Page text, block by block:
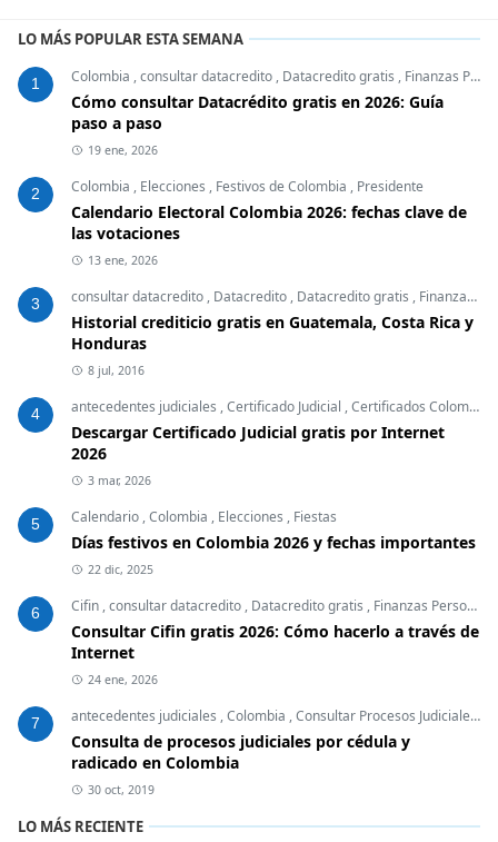
LO MÁS POPULAR ESTA SEMANA
1 Colombia ,consultar datacredito , Datacredito gratis , Finanzas Personales
Cómo consultar Datacrédito gratis en 2026: Guía
paso a paso
19 ene, 2026
2 Colombia , Elecciones , Festivos de Colombia , Presidente
Calendario Electoral Colombia 2026: fechas clave de
las votaciones
13 ene, 2026
3 consultar datacredito , Datacredito , Datacredito gratis , Finanzas Personales
Historial crediticio gratis en Guatemala, Costa Rica y
Honduras
8 jul, 2016
4 antecedentes judiciales ,Certificado Judicial ,Certificados Colombia
Descargar Certificado Judicial gratis por Internet
2026
3 mar, 2026
5 Calendario ,Colombia , Elecciones , Fiestas
Días festivos en Colombia 2026 y fechas importantes
22 dic, 2025
6 Cifin ,consultar datacredito , Datacredito gratis , Finanzas Personales
Consultar Cifin gratis 2026: Cómo hacerlo a través de
Internet
24 ene, 2026
7 antecedentes judiciales ,Colombia ,Consultar Procesos Judiciales
Consulta de procesos judiciales por cédula y
radicado en Colombia
30 oct, 2019
LO MÁS RECIENTE